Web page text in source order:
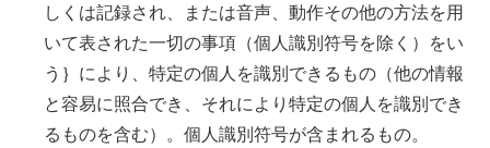
しくは記録され、または音声、動作その他の方法を用
いて表された一切の事項（個人識別符号を除く）をい
う｝により、特定の個人を識別できるもの（他の情報
と容易に照合でき、それにより特定の個人を識別でき
るものを含む）。個人識別符号が含まれるもの。